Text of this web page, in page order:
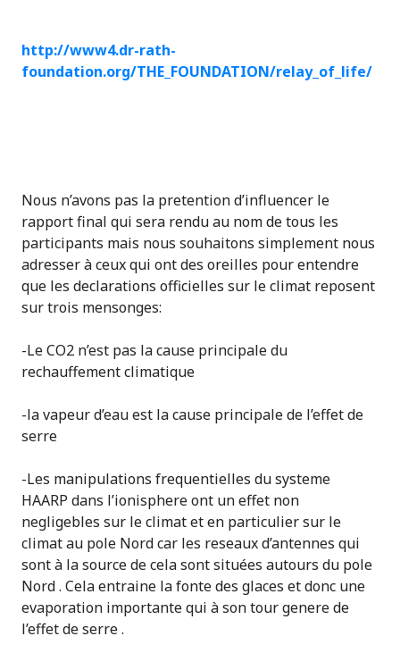
http://www4.dr-rath-
foundation.org/THE_FOUNDATION/relay_of_life/
Nous n’avons pas la pretention d’influencer le
rapport final qui sera rendu au nom de tous les
participants mais nous souhaitons simplement nous
adresser à ceux qui ont des oreilles pour entendre
que les declarations officielles sur le climat reposent
sur trois mensonges:
-Le CO2 n’est pas la cause principale du
rechauffement climatique
-la vapeur d’eau est la cause principale de l’effet de
serre
-Les manipulations frequentielles du systeme
HAARP dans l’ionisphere ont un effet non
negligebles sur le climat et en particulier sur le
climat au pole Nord car les reseaux d’antennes qui
sont à la source de cela sont situées autours du pole
Nord . Cela entraine la fonte des glaces et donc une
evaporation importante qui à son tour genere de
l’effet de serre.